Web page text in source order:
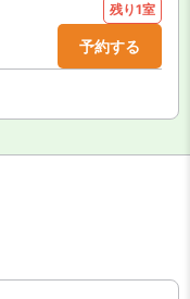
残り1室
予約する